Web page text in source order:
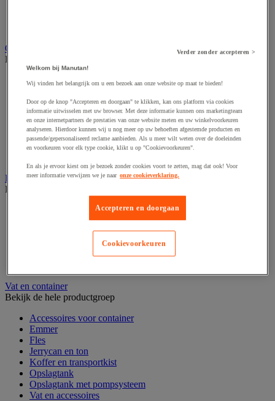
Opvulmateriaal
Bekijk de hele productgroep
Beschermpapier
Luchtkussen en foambescherming
Noppenfolie en schuimfolie
Plastic zak
Schuimrubberen bescherming
Verhuisdeken
Rekfolie, pallet en palletkist
Bekijk de hele productgroep
Accessoires voor palletiseren
Krimpfolie en krimppistool
Palletbox en gitterbox
Rekfolie en haspel
Vat en container
Bekijk de hele productgroep
Accessoires voor container
Emmer
Fles
Jerrycan en ton
Koffer en transportkist
Opslagtank
Opslagtank met pompsysteem
Vat en accessoires
Verder zonder accepteren >
Welkom bij Manutan!
Wij vinden het belangrijk om u een bezoek aan onze website op maat te bieden!
Door op de knop "Accepteren en doorgaan" te klikken, kan ons platform via cookies
informatie uitwisselen met uw browser. Met deze informatie kunnen ons marketingteam
en onze internetpartners de prestaties van onze website meten en uw winkelvoorkeuren
analyseren. Hierdoor kunnen wij u nog meer op uw behoeften afgestemde producten en
passende/gepersonaliseerd reclame aanbieden. Als u meer wilt weten over de doeleinden
en voorkeuren voor elk type cookie, klikt u op "Cookievoorkeuren".
En als je ervoor kiest om je bezoek zonder cookies voort te zetten, mag dat ook! Voor
meer informatie verwijzen we je naar onze cookieverklaring.
Accepteren en doorgaan
Cookievoorkeuren